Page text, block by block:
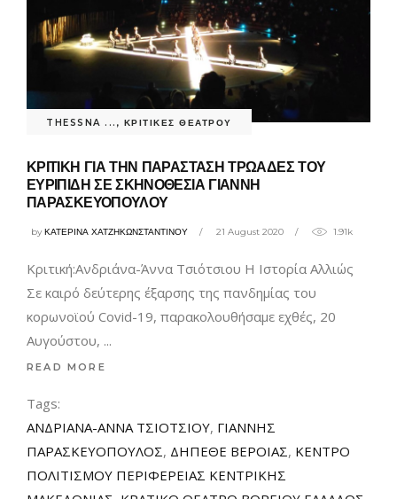
THESSNA ... , ΚΡΙΤΙΚΕΣ ΘΕΑΤΡΟΥ
ΚΡΙΤΙΚΗ ΓΙΑ ΤΗΝ ΠΑΡΑΣΤΑΣΗ ΤΡΩΑΔΕΣ ΤΟΥ
ΕΥΡΙΠΙΔΗ ΣΕ ΣΚΗΝΟΘΕΣΙΑ ΓΙΑΝΝΗ
ΠΑΡΑΣΚΕΥΟΠΟΥΛΟΥ
byΚΑΤΕΡΙΝΑ ΧΑΤΖΗΚΩΝΣΤΑΝΤΙΝΟΥ 21 August 2020 1.91k
Κριτική:Ανδριάνα-Άννα Τσιότσιου Η Ιστορία Αλλιώς
Σε καιρό δεύτερης έξαρσης της πανδημίας του
κορωνοϊού Covid-19, παρακολουθήσαμε εχθές, 20
Αυγούστου,
READ MORE
Tags:
ΑΝΔΡΙΑΝΑ-ΑΝΝΑ ΤΣΙΟΤΣΙΟΥ, ΓΙΑΝΝΗΣ
ΠΑΡΑΣΚΕΥΟΠΟΥΛΟΣ, ΔΗΠΕΘΕ ΒΕΡΟΙΑΣ, ΚΕΝΤΡΟ
ΠΟΛΙΤΙΣΜΟΥ ΠΕΡΙΦΕΡΕΙΑΣ ΚΕΝΤΡΙΚΗΣ